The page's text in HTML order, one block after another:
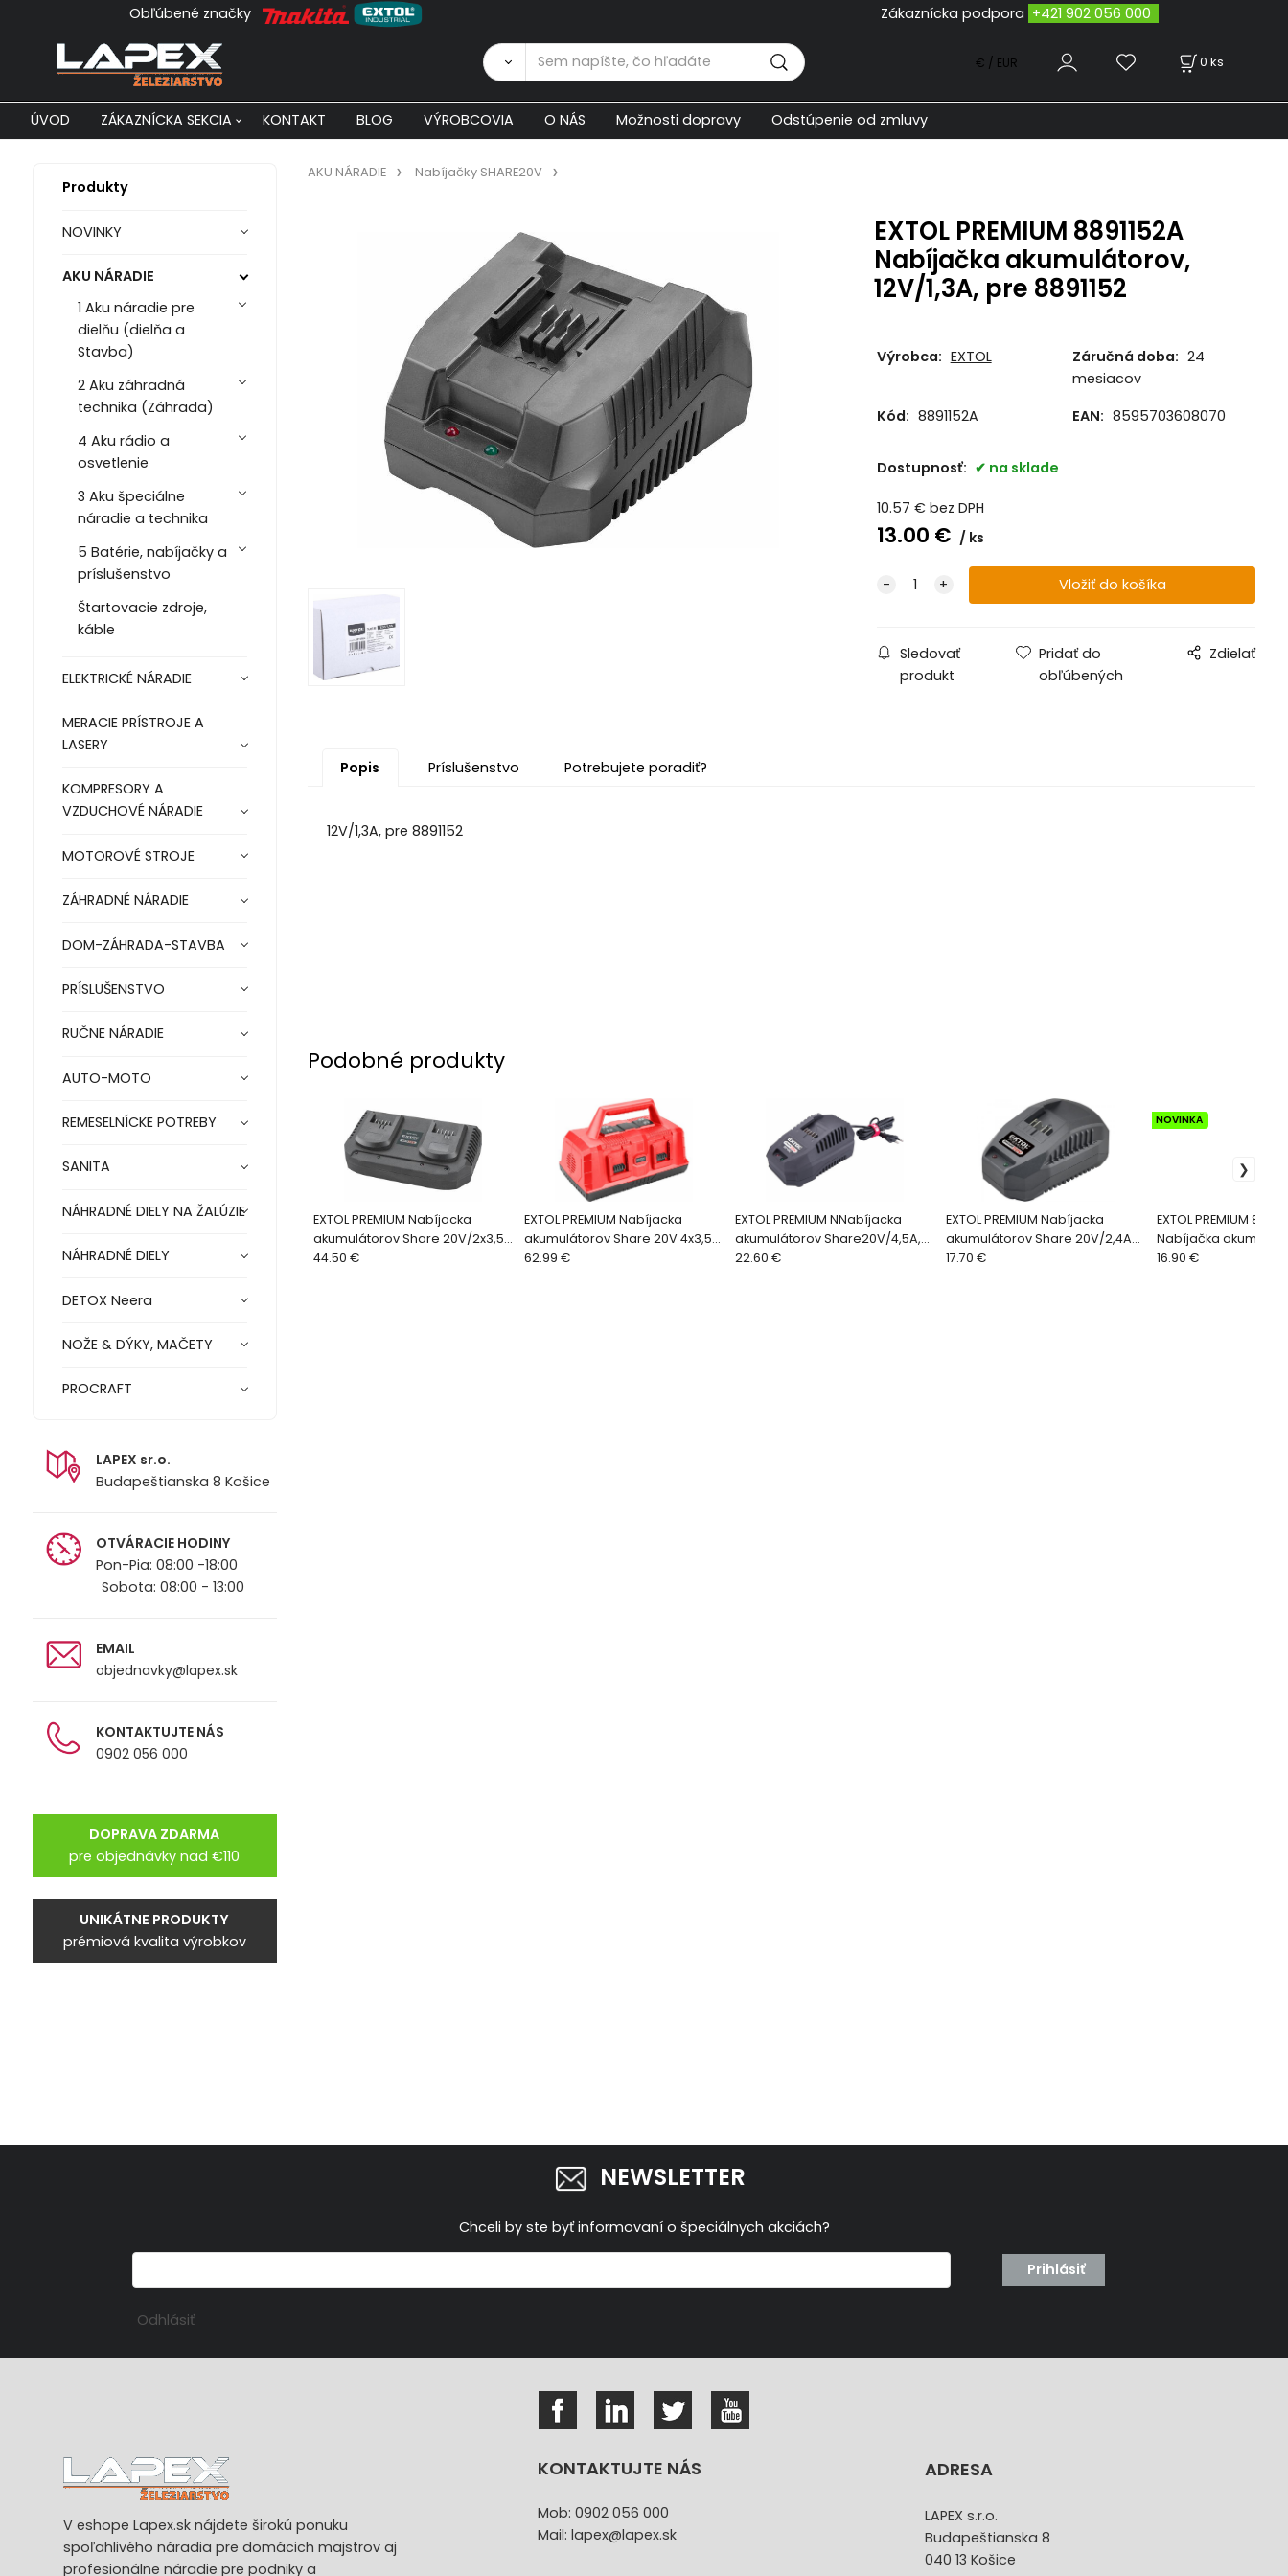
Obľúbené značky Zákaznícka podpora +421 902 056 000
0 ks
€ / EUR
ÚVOD ZÁKAZNÍCKA SEKCIA KONTAKT BLOG VÝROBCOVIA O NÁS Možnosti dopravy Odstúpenie od zmluvy
Produkty
NOVINKY
AKU NÁRADIE
1 Aku náradie pre
dielňu (dielňa a
Stavba)
2 Aku záhradná
technika (Záhrada)
4 Aku rádio a
osvetlenie
3 Aku špeciálne
náradie a technika
5 Batérie, nabíjačky a
príslušenstvo
Štartovacie zdroje,
káble
ELEKTRICKÉ NÁRADIE
MERACIE PRÍSTROJE A
LASERY
KOMPRESORY A
VZDUCHOVÉ NÁRADIE
MOTOROVÉ STROJE
ZÁHRADNÉ NÁRADIE
DOM-ZÁHRADA-STAVBA
PRÍSLUŠENSTVO
RUČNE NÁRADIE
AUTO-MOTO
REMESELNÍCKE POTREBY
SANITA
NÁHRADNÉ DIELY NA ŽALÚZIE
NÁHRADNÉ DIELY
DETOX Neera
NOŽE & DÝKY, MAČETY
PROCRAFT
LAPEX sr.o.
Budapeštianska 8 Košice
OTVÁRACIE HODINY
Pon-Pia: 08:00 -18:00
Sobota: 08:00 - 13:00
EMAIL
objednavky@lapex.sk
KONTAKTUJTE NÁS
0902 056 000
DOPRAVA ZDARMA
pre objednávky nad €110
UNIKÁTNE PRODUKTY
prémiová kvalita výrobkov
AKU NÁRADIE Nabíjačky SHARE20V
EXTOL PREMIUM 8891152A
Nabíjačka akumulátorov,
12V/1,3A, pre 8891152
Výrobca: EXTOL Záručná doba: 24
mesiacov
Kód: 8891152A EAN: 8595703608070
Dostupnosť: na sklade
10.57 € bez DPH
13.00 € ks
Sledovať
produkt
Pridať do
obľúbených
Zdielať
Popis Príslušenstvo Potrebujete poradiť?
12V/1,3A, pre 8891152
Podobné produkty
EXTOL PREMIUM Nabíjacka
akumulátorov Share 20V/2x3,5A
8891894, pre 88918XX a 87918XX
44.50 €
EXTOL PREMIUM Nabíjacka
akumulátorov Share 20V 4x3,5A
8891895
62.99 €
EXTOL PREMIUM NNabíjacka
akumulátorov Share20V/4,5A,
pre 889188x, 8891897
22.60 €
EXTOL PREMIUM Nabíjacka
akumulátorov Share 20V/2,4A
8891893, pre 88918XX a 87918XX
17.70 €
EXTOL PREMIUM
Nabíjačka
Share20V do auta,
NOVINKA
16.90 €
NEWSLETTER
Chceli by ste byť informovaní o špeciálnych akciách?
Prihlásiť
Odhlásiť
V eshope Lapex.sk nájdete širokú ponuku
spoľahlivého náradia pre domácich majstrov aj
profesionálne náradie pre podniky a
KONTAKTUJTE NÁS
Mob: 0902 056 000
Mail: lapex@lapex.sk
ADRESA
LAPEX s.r.o.
Budapeštianska 8
040 13 Košice